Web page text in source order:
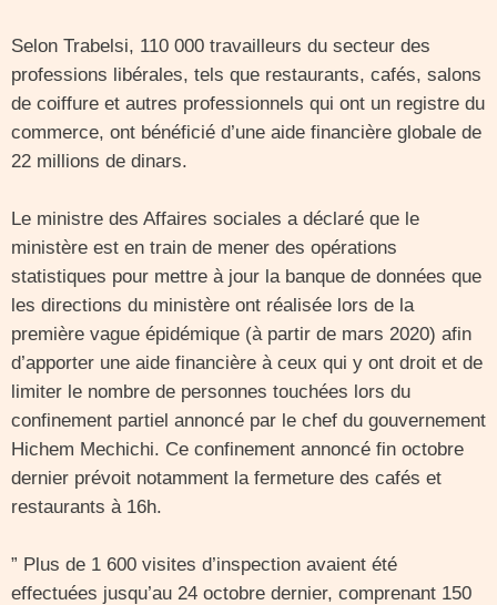
Selon Trabelsi, 110 000 travailleurs du secteur des
professions libérales, tels que restaurants, cafés, salons
de coiffure et autres professionnels qui ont un registre du
commerce, ont bénéficié d’une aide financière globale de
22 millions de dinars.
Le ministre des Affaires sociales a déclaré que le
ministère est en train de mener des opérations
statistiques pour mettre à jour la banque de données que
les directions du ministère ont réalisée lors de la
première vague épidémique (à partir de mars 2020) afin
d’apporter une aide financière à ceux qui y ont droit et de
limiter le nombre de personnes touchées lors du
confinement partiel annoncé par le chef du gouvernement
Hichem Mechichi. Ce confinement annoncé fin octobre
dernier prévoit notamment la fermeture des cafés et
restaurants à 16h.
” Plus de 1 600 visites d’inspection avaient été
effectuées jusqu’au 24 octobre dernier, comprenant 150